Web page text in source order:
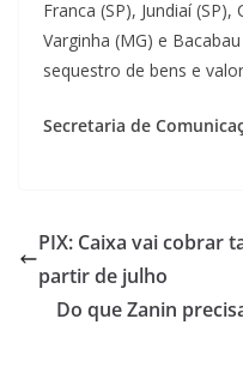
Franca (SP), Jundiaí
Varginha (MG) e
sequestro de bens e
Secretaria de
PIX: Caixa vai cobrar
partir de julho
Do que Zanin